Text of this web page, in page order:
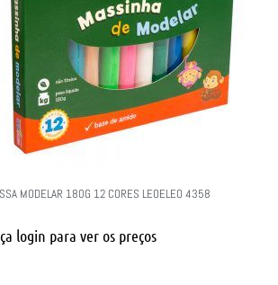
MODELAR 180G 12 CORES LEOELEO 4358
login para ver os preços